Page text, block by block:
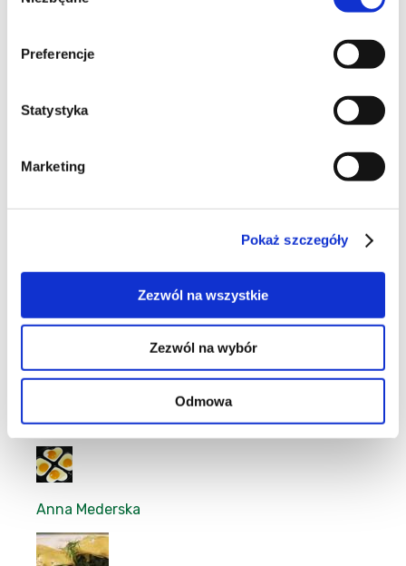
Preferencje
Statystyka
Marketing
Pokaż szczegóły
Zezwól na wszystkie
Zezwól na wybór
Odmowa
4
13
3
Anna Mederska